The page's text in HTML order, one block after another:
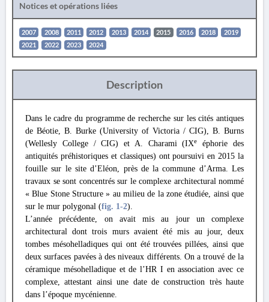
Notices et opérations liées
2007 2008 2011 2012 2013 2014 2015 2016 2018
2019
2021
2022 2023 2024
Description
Dans le cadre du programme de recherche sur les cités antiques
de Béotie, B. Burke (University of Victoria / CIG), B. Burns
(Wellesly College / CIG) et A. Charami (IXe
éphorie des
antiquités préhistoriques et classiques) ont poursuivi en 2015 la
fouille sur le site d’Eléon, près de la commune d’Arma. Les
travaux se sont concentrés sur le complexe architectural nommé
« Blue Stone Structure » au milieu de la zone étudiée, ainsi que
sur le mur polygonal (fig. 1-2).
L’année précédente, on avait mis au jour un complexe
architectural dont trois murs avaient été mis au jour, deux
tombes mésohelladiques qui ont été trouvées pillées, ainsi que
deux surfaces pavées à des niveaux différents. On a trouvé de la
céramique mésohelladique et de l’HR I en association avec ce
complexe, attestant ainsi une date de construction très haute
dans l’époque mycénienne.